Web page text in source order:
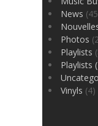
News
Photos
Playlists
Playlists
Vinyls (4)